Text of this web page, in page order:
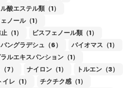
酸エステル類（1）
ノール（1）
（1）
ビスフェノール類（1）
バングラデシュ（6）
バイオマス（1）
ルエキスパンション（1）
7） ナイロン（1）
トルエン（3）
イレ（1）
チクチク感（1）